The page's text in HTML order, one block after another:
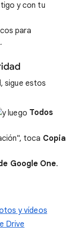
y con tu
para
sigue estos
Todos
toca Copia
Google One.
y vídeos
Drive